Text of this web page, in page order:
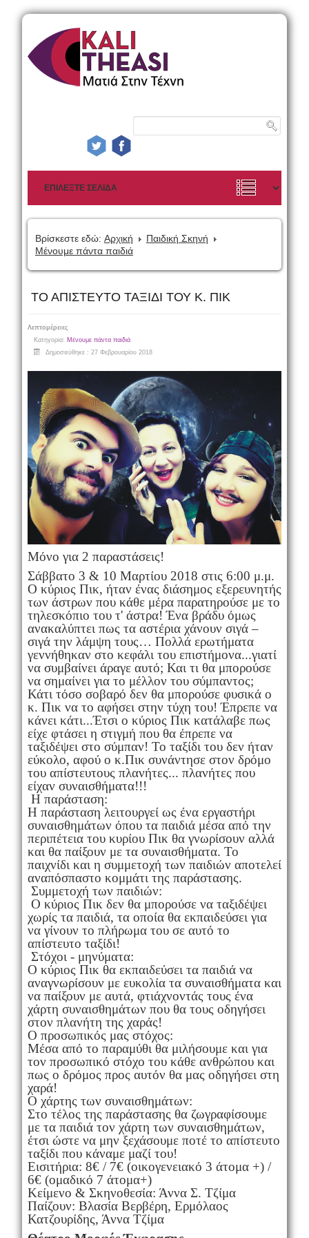
Βρίσκεστε εδώ: Αρχική
Παιδική Σκηνή
Μένουμε πάντα παιδιά
ΤΟ ΑΠΙΣΤΕΥΤΟ ΤΑΞΙΔΙ ΤΟΥ Κ. ΠΙΚ
Λεπτομέρειες
Κατηγορία: Μένουμε πάντα παιδιά
Δημοσιεύθηκε : 27 Φεβρουαρίου 2018
Μόνο για 2 παραστάσεις!
Σάββατο 3 & 10 Μαρτίου 2018 στις 6:00 μ.μ.
Ο κύριος Πικ, ήταν ένας διάσημος εξερευνητής
των άστρων που κάθε μέρα παρατηρούσε με το
τηλεσκόπιο του τ' άστρα! Ένα βράδυ όμως
ανακαλύπτει πως τα αστέρια χάνουν σιγά –
σιγά την λάμψη τους… Πολλά ερωτήματα
γεννήθηκαν στο κεφάλι του επιστήμονα...γιατί
να συμβαίνει άραγε αυτό; Και τι θα μπορούσε
να σημαίνει για το μέλλον του σύμπαντος;
Κάτι τόσο σοβαρό δεν θα μπορούσε φυσικά ο
κ. Πικ να το αφήσει στην τύχη του! Έπρεπε να
κάνει κάτι...Έτσι ο κύριος Πικ κατάλαβε πως
είχε φτάσει η στιγμή που θα έπρεπε να
ταξιδέψει στο σύμπαν! Το ταξίδι του δεν ήταν
εύκολο, αφού ο κ.Πικ συνάντησε στον δρόμο
του απίστευτους πλανήτες... πλανήτες που
είχαν συναισθήματα!!!
Η παράσταση:
Η παράσταση λειτουργεί ως ένα εργαστήρι
συναισθημάτων όπου τα παιδιά μέσα από την
περιπέτεια του κυρίου Πικ θα γνωρίσουν αλλά
και θα παίξουν με τα συναισθήματα. Το
παιχνίδι και η συμμετοχή των παιδιών αποτελεί
αναπόσπαστο κομμάτι της παράστασης.
Συμμετοχή των παιδιών:
Ο κύριος Πικ δεν θα μπορούσε να ταξιδέψει
χωρίς τα παιδιά, τα οποία θα εκπαιδεύσει για
να γίνουν το πλήρωμα του σε αυτό το
απίστευτο ταξίδι!
Στόχοι - μηνύματα:
Ο κύριος Πικ θα εκπαιδεύσει τα παιδιά να
αναγνωρίσουν με ευκολία τα συναισθήματα και
να παίξουν με αυτά, φτιάχνοντάς τους ένα
χάρτη συναισθημάτων που θα τους οδηγήσει
στον πλανήτη της χαράς!
Ο προσωπικός μας στόχος:
Μέσα από το παραμύθι θα μιλήσουμε και για
τον προσωπικό στόχο του κάθε ανθρώπου και
πως ο δρόμος προς αυτόν θα μας οδηγήσει στη
χαρά!
Ο χάρτης των συναισθημάτων:
Στο τέλος της παράστασης θα ζωγραφίσουμε
με τα παιδιά τον χάρτη των συναισθημάτων,
έτσι ώστε να μην ξεχάσουμε ποτέ το απίστευτο
ταξίδι που κάναμε μαζί του!
Εισιτήρια: 8€ / 7€ (οικογενειακό 3 άτομα +) /
6€ (ομαδικό 7 άτομα+)
Κείμενο & Σκηνοθεσία: Άννα Σ. Τζίμα
Παίζουν: Βλασία Βερβέρη, Ερμόλαος
Κατζουρίδης, Άννα Τζίμα